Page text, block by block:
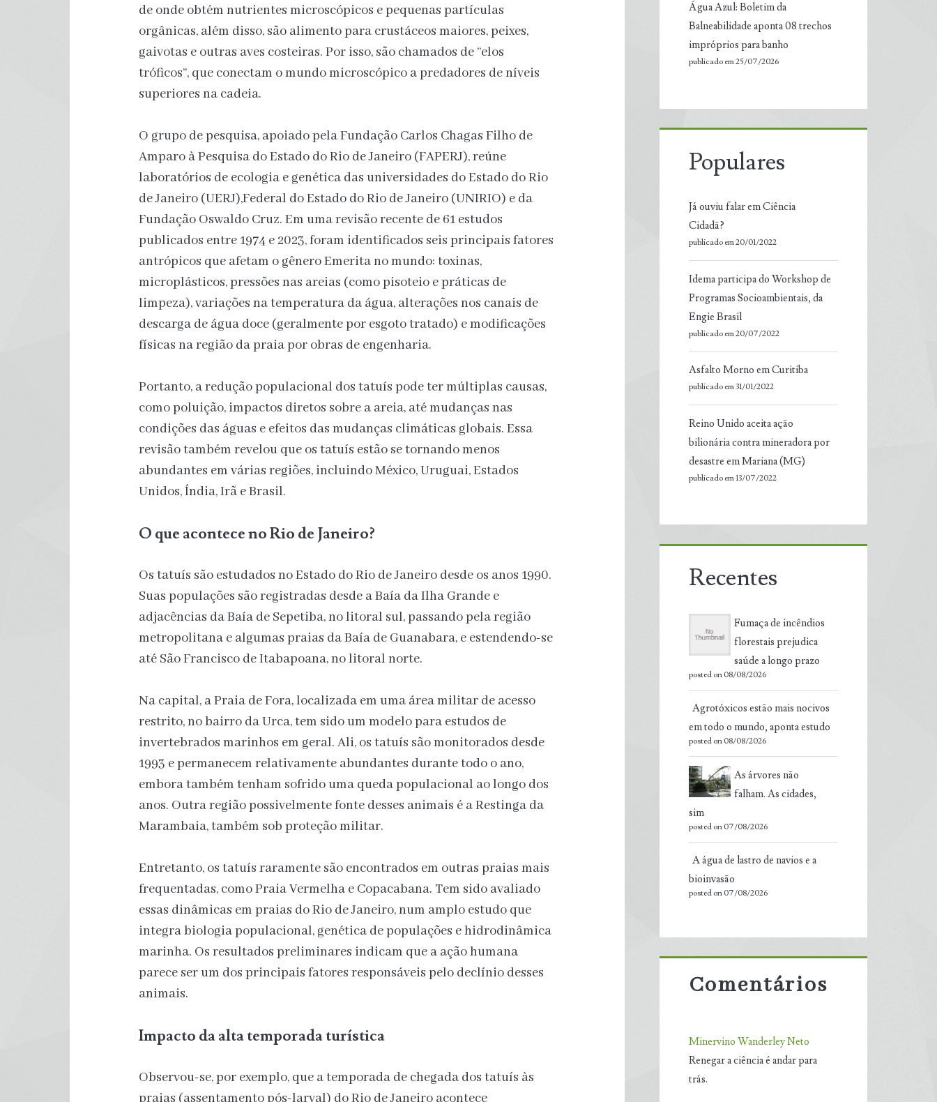
de onde obtém nutrientes microscópicos e pequenas partículas
orgânicas, além disso, são alimento para crustáceos maiores, peixes,
gaivotas e outras aves costeiras. Por isso, são chamados de “elos
tróficos”, que conectam o mundo microscópico a predadores de níveis
superiores na cadeia.
O grupo de pesquisa, apoiado pela Fundação Carlos Chagas Filho de
Amparo à Pesquisa do Estado do Rio de Janeiro (FAPERJ), reúne
laboratórios de ecologia e genética das universidades do Estado do Rio
de Janeiro (UERJ),Federal do Estado do Rio de Janeiro (UNIRIO) e da
Fundação Oswaldo Cruz. Em uma revisão recente de 61 estudos
publicados entre 1974 e 2023, foram identificados seis principais fatores
antrópicos que afetam o gênero Emerita no mundo: toxinas,
microplásticos, pressões nas areias (como pisoteio e práticas de
limpeza), variações na temperatura da água, alterações nos canais de
descarga de água doce (geralmente por esgoto tratado) e modificações
físicas na região da praia por obras de engenharia.
Portanto, a redução populacional dos tatuís pode ter múltiplas causas,
como poluição, impactos diretos sobre a areia, até mudanças nas
condições das águas e efeitos das mudanças climáticas globais. Essa
revisão também revelou que os tatuís estão se tornando menos
abundantes em várias regiões, incluindo México, Uruguai, Estados
Unidos, Índia, Irã e Brasil.
O que acontece no Rio de Janeiro?
Os tatuís são estudados no Estado do Rio de Janeiro desde os anos 1990.
Suas populações são registradas desde a Baía da Ilha Grande e
adjacências da Baía de Sepetiba, no litoral sul, passando pela região
metropolitana e algumas praias da Baía de Guanabara, e estendendo-se
até São Francisco de Itabapoana, no litoral norte.
Na capital, a Praia de Fora, localizada em uma área militar de acesso
restrito, no bairro da Urca, tem sido um modelo para estudos de
invertebrados marinhos em geral. Ali, os tatuís são monitorados desde
1993 e permanecem relativamente abundantes durante todo o ano,
embora também tenham sofrido uma queda populacional ao longo dos
anos. Outra região possivelmente fonte desses animais é a Restinga da
Marambaia, também sob proteção militar.
Entretanto, os tatuís raramente são encontrados em outras praias mais
frequentadas, como Praia Vermelha e Copacabana. Tem sido avaliado
essas dinâmicas em praias do Rio de Janeiro, num amplo estudo que
integra biologia populacional, genética de populações e hidrodinâmica
marinha. Os resultados preliminares indicam que a ação humana
parece ser um dos principais fatores responsáveis pelo declínio desses
animais.
Impacto da alta temporada turística
Observou-se, por exemplo, que a temporada de chegada dos tatuís às
Água Azul: Boletim da
Balneabilidade aponta 08 trechos
impróprios para banho
publicado em 25/07/2026
Populares
Já ouviu falar em Ciência
Cidadã?
publicado em 20/01/2022
Idema participa do Workshop de
Programas Socioambientais, da
Engie Brasil
publicado em 20/07/2022
Asfalto Morno em Curitiba
publicado em 31/01/2022
Reino Unido aceita ação
bilionária contra mineradora por
desastre em Mariana (MG)
publicado em 13/07/2022
Recentes
Fumaça de incêndios
florestais prejudica
saúde a longo prazo
posted on 08/08/2026
Agrotóxicos estão mais nocivos
em todo o mundo, aponta estudo
posted on 08/08/2026
As árvores não
falham. As cidades,
sim
posted on 07/08/2026
A água de lastro de navios e a
bioinvasão
posted on 07/08/2026
Comentários
Minervino Wanderley Neto
Renegar a ciência é andar para
trás.